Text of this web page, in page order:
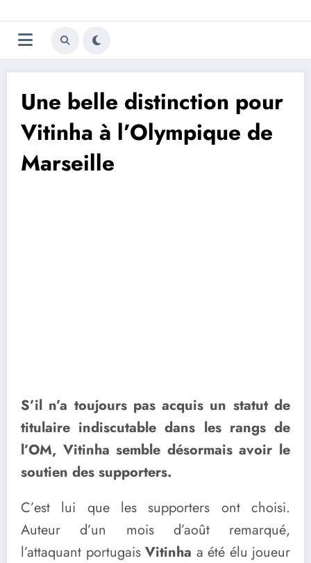
au
contenu
Trivela
L'actualité du football
Une belle distinction pour
Vitinha à l’Olympique de
Marseille
S’il n’a toujours pas acquis un statut de
titulaire indiscutable dans les rangs de
l’OM, Vitinha semble désormais avoir le
soutien des supporters.
C’est lui que les supporters ont choisi.
Auteur d’un mois d’août remarqué,
l’attaquant portugais Vitinha a été élu joueur